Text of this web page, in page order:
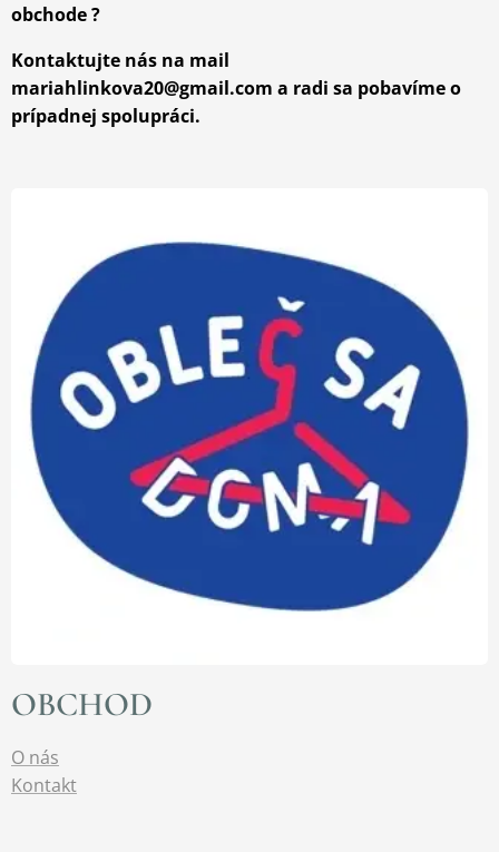
obchode ?
Kontaktujte nás na mail
mariahlinkova20@gmail.com a radi sa pobavíme o
prípadnej spolupráci.
OBCHOD
O nás
Kontakt